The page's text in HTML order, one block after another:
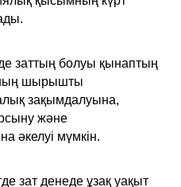
заттың болуы қынаптың
шырышты
зақымдалуына,
және
әкелуі мүмкін.
зат денеде ұзақ уақыт